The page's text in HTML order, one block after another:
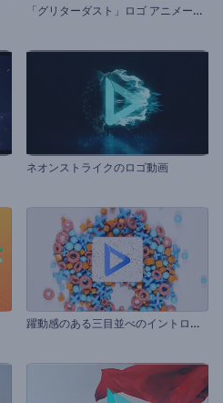
「
グリターダスト」ロゴ アニメーション
ネオンストライクのロゴ動画
躍
動感のある三目並べのイントロ動画